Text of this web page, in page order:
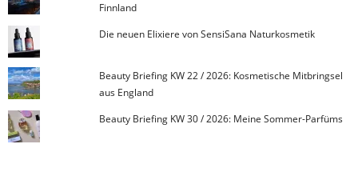
Finnland
Die neuen Elixiere von SensiSana Naturkosmetik
Beauty Briefing KW 22 / 2026: Kosmetische Mitbringsel
aus England
Beauty Briefing KW 30 / 2026: Meine Sommer-Parfüms